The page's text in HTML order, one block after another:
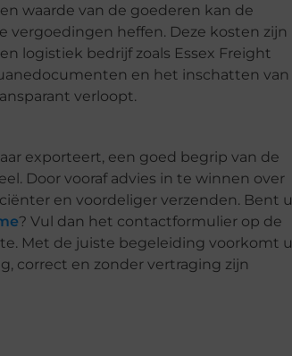
waarde van de goederen kan de
vergoedingen heffen. Deze kosten zijn
logistiek bedrijf zoals Essex Freight
en het inschatten van
verloopt.
exporteert, een goed begrip van de
Door vooraf advies in te winnen over
en voordeliger verzenden. Bent u
? Vul dan het contactformulier op de
Met de juiste begeleiding voorkomt u
correct en zonder vertraging zijn